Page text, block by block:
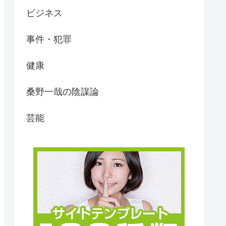
ビジネス
事件・犯罪
健康
桑野一哉の陰謀論
芸能